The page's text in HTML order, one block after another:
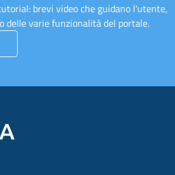
brevi video che guidano l'utente,
delle varie funzionalità del portale.